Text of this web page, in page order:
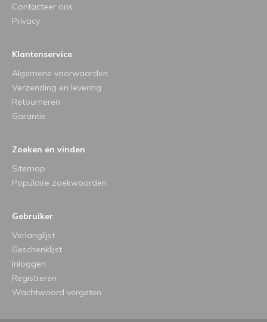
Contacteer ons
Privacy
Klantenservice
Algemene voorwaarden
Verzending en levering
Retourneren
Garantie
Zoeken en vinden
Sitemap
Populaire zoekwoorden
Gebruiker
Verlanglijst
Geschenklijst
Inloggen
Registreren
Wachtwoord vergeten